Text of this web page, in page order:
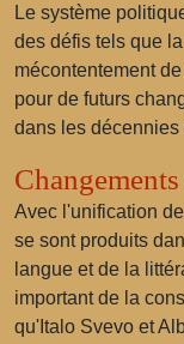
Le système
des défis tels que
mécontentement
pour de futurs
dans les décennies
Avec l'unification
se sont produits
langue et de la
important de la
qu'Italo Svevo et